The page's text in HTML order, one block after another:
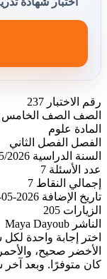
رقم الاختبار 237
الصف
الصف الخامس
المادة
علوم
الفصل
الفصل الثاني
السنة الدراسية 2026
عدد الأسئلة 7
إجمالي النقاط 7
تاريخ الإضافة 2026-05-01
الزيارات 205
الناشر Maya Dayoub
اختر إجابة واحدة لكل
الأخضر صحيح،
كان متوفرًا. وبعد آخر